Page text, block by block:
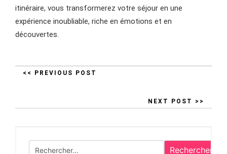
itinéraire, vous transformerez votre séjour en une
expérience inoubliable, riche en émotions et en
découvertes.
<< PREVIOUS POST
NEXT POST >>
Rechercher :